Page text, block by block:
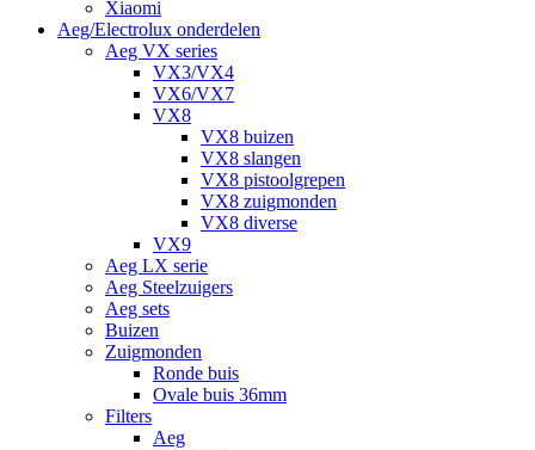
Xiaomi
Aeg/Electrolux onderdelen
Aeg VX series
VX3/VX4
VX6/VX7
VX8
VX8 buizen
VX8 slangen
VX8 pistoolgrepen
VX8 zuigmonden
VX8 diverse
VX9
Aeg LX serie
Aeg Steelzuigers
Aeg sets
Buizen
Zuigmonden
Ronde buis
Ovale buis 36mm
Filters
Aeg